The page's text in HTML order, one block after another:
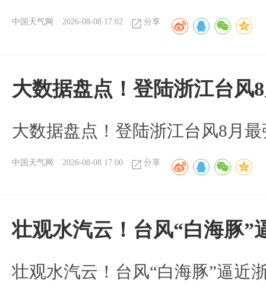
中国天气网 2026-08-08 17:02 分享
大数据盘点！登陆浙江台风
大数据盘点！登陆浙江台风8月
中国天气网 2026-08-08 17:00 分享
壮观水汽云！台风“白海豚”
壮观水汽云！台风“白海豚”逼近